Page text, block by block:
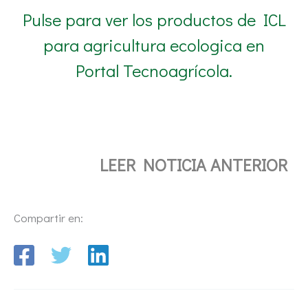
Pulse para ver los productos de ICL
para agricultura ecologica en
Portal Tecnoagrícola.
LEER NOTICIA ANTERIOR
Compartir en: